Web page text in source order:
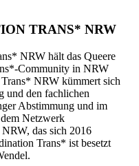
TRANS* NRW
NRW hält das Queere
Community in NRW
NRW kümmert sich
und den fachlichen
Abstimmung und im
Netzwerk
das sich 2016
Trans* ist besetzt